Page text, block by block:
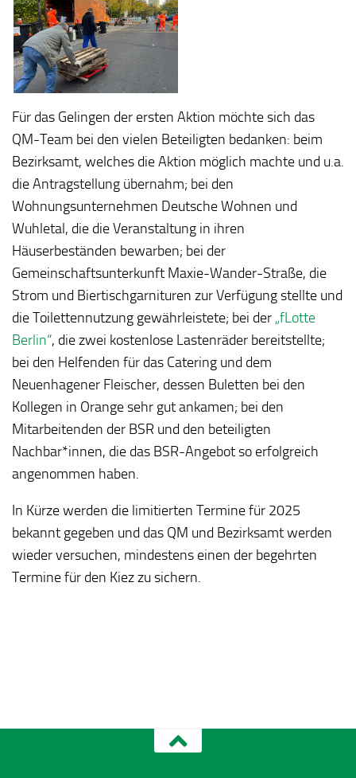
Für das Gelingen der ersten Aktion möchte sich das
QM-Team bei den vielen Beteiligten bedanken: beim
Bezirksamt, welches die Aktion möglich machte und u.a.
die Antragstellung übernahm; bei den
Wohnungsunternehmen Deutsche Wohnen und
Wuhletal, die die Veranstaltung in ihren
Häuserbeständen bewarben; bei der
Gemeinschaftsunterkunft Maxie-Wander-Straße, die
Strom und Biertischgarnituren zur Verfügung stellte und
die Toilettennutzung gewährleistete; bei der „fLotte
Berlin“, die zwei kostenlose Lastenräder bereitstellte;
bei den Helfenden für das Catering und dem
Neuenhagener Fleischer, dessen Buletten bei den
Kollegen in Orange sehr gut ankamen; bei den
Mitarbeitenden der BSR und den beteiligten
Nachbar*innen, die das BSR-Angebot so erfolgreich
angenommen haben.
In Kürze werden die limitierten Termine für 2025
bekannt gegeben und das QM und Bezirksamt werden
wieder versuchen, mindestens einen der begehrten
Termine für den Kiez zu sichern.